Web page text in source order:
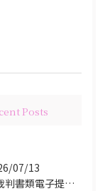
Posts
07/13
民事裁判書類電子提出システム（mints）